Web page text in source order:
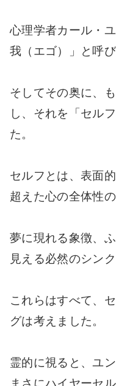
心理学者カール・
我（エゴ）」と呼び
そしてその奥に、
し、それを「セル
た。
セルフとは、表面
超えた心の全体性の
夢に現れる象徴、
見える必然のシンク
これらはすべて、
グは考えました。
霊的に視ると、ユ